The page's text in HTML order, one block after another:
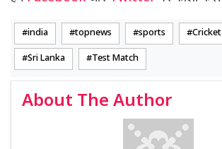
india topnews sports Cricket
Sri Lanka Test Match
About The Author